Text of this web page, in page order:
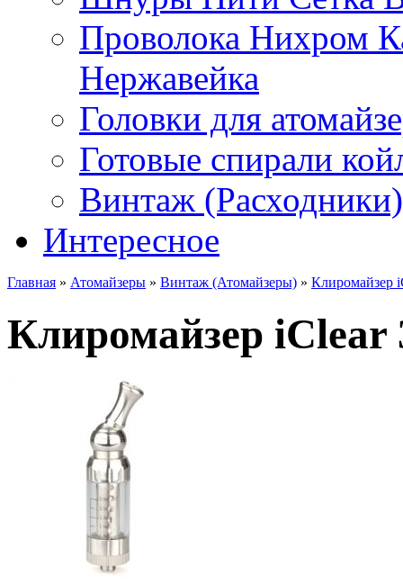
Проволока Нихром
Нержавейка
Головки для
Готовые спирали
Винтаж (Расходники)
Интересное
Главная » Атомайзеры » Винтаж (Атомайзеры) » Клиромайзер
Клиромайзер iClear